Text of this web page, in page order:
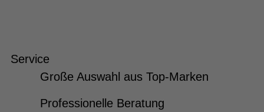
Service
Große Auswahl aus Top-Marken
Professionelle Beratung